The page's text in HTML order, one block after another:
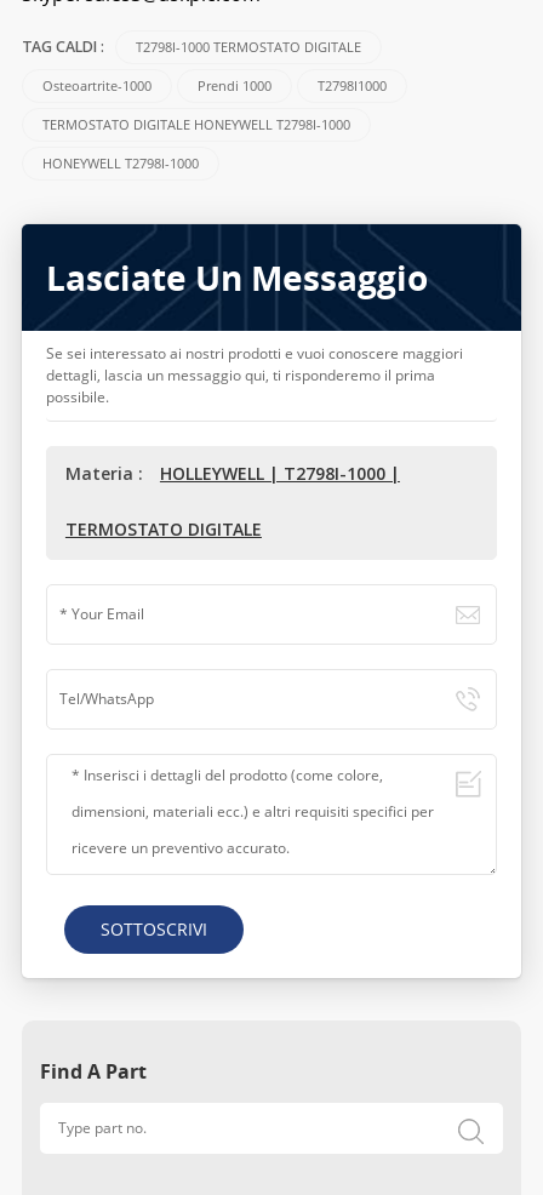
TAG CALDI : T2798I-1000 TERMOSTATO DIGITALE
Osteoartrite-1000 Prendi 1000 T2798I1000
TERMOSTATO DIGITALE HONEYWELL T2798I-1000
HONEYWELL T2798I-1000
Lasciate Un Messaggio
Se sei interessato ai nostri prodotti e vuoi conoscere maggiori
dettagli, lascia un messaggio qui, ti risponderemo il prima
possibile.
Materia : HOLLEYWELL | T2798I-1000 |
TERMOSTATO DIGITALE
SOTTOSCRIVI
Find A Part